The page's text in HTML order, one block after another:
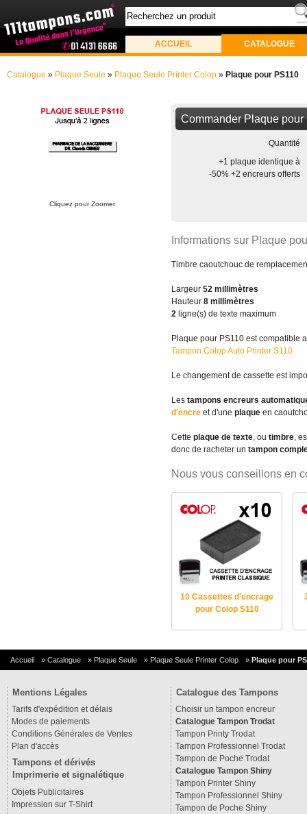
ACCUEIL CATALOGUE
Catalogue » Plaque Seule » Plaque Seule Printer Colop » Plaque pour PS110
Cliquez pour Zoomer
Commander Plaque pour
Quantité
+1 plaque identique à
-50% +2 encreurs offerts
Informations sur Plaque
Timbre caoutchouc de
Largeur 52 millimètres
Hauteur 8 millimètres
2 ligne(s) de texte maximum
Plaque pour PS110 est compatible
Tampon Colop Auto Printer S110
Le changement de cassette est
Les tampons encreurs
d'encre et d'une plaque en
Cette plaque de texte , ou timbre ,
donc de racheter un tampon
Nous vous conseillons en
10 Cassettes d'encrage
pour Colop S110
Accueil » Catalogue » Plaque Seule » Plaque Seule Printer Colop » Plaque pour
Mentions Légales
Tarifs d'expédition et délais
Modes de paiements
Conditions Générales de Ventes
Plan d'accès
Tampons et dérivés
Imprimerie et signalétique
Objets Publicitaires
Impression sur T-Shirt
Catalogue des Tampons
Choisir un tampon encreur
Catalogue Tampon Trodat
Tampon Printy Trodat
Tampon Professionnel Trodat
Tampon de Poche Trodat
Catalogue Tampon Shiny
Tampon Printer Shiny
Tampon Professionnel Shiny
Tampon de Poche Shiny